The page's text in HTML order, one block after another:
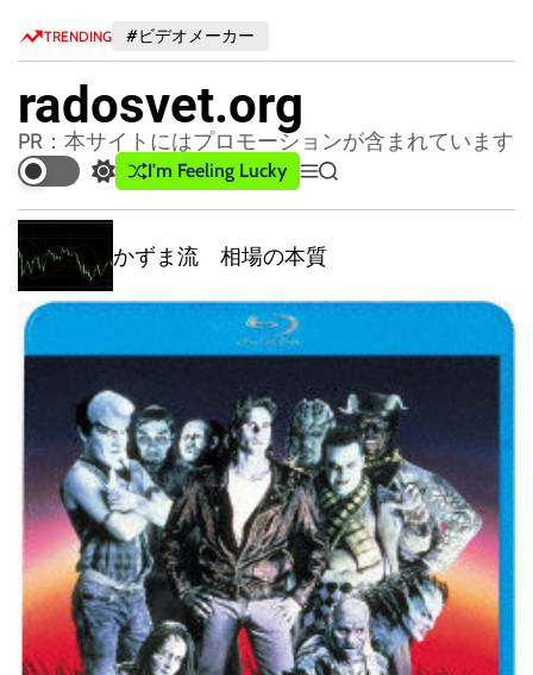
TRENDING #ビデオメーカー
radosvet.org
PR：本サイトにはプロモーションが含まれています
S
w
i
t
h
m
o
d
e
I'm Feeling Lucky
M
e
u
S
e
r
h
かずま流 相場の本質